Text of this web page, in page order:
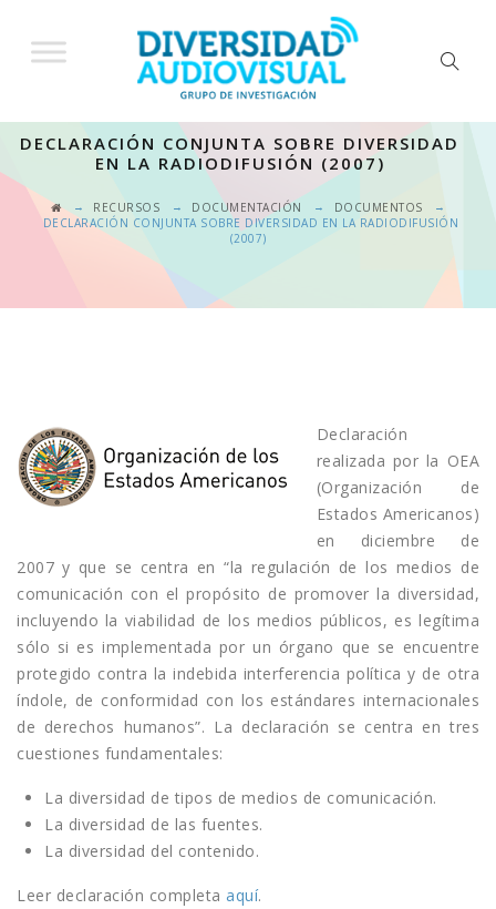
DECLARACIÓN CONJUNTA SOBRE DIVERSIDAD
EN LA RADIODIFUSIÓN (2007)
→ RECURSOS → DOCUMENTACIÓN → DOCUMENTOS →
DECLARACIÓN CONJUNTA SOBRE DIVERSIDAD EN LA RADIODIFUSIÓN
(2007)
Declaración
realizada por la OEA
(Organización de
Estados Americanos)
en diciembre de
2007 y que se centra en “la regulación de los medios de
comunicación con el propósito de promover la diversidad,
incluyendo la viabilidad de los medios públicos, es legítima
sólo si es implementada por un órgano que se encuentre
protegido contra la indebida interferencia política y de otra
índole, de conformidad con los estándares internacionales
de derechos humanos”. La declaración se centra en tres
cuestiones fundamentales:
La diversidad de tipos de medios de comunicación.
La diversidad de las fuentes.
La diversidad del contenido.
Leer declaración completa aquí.